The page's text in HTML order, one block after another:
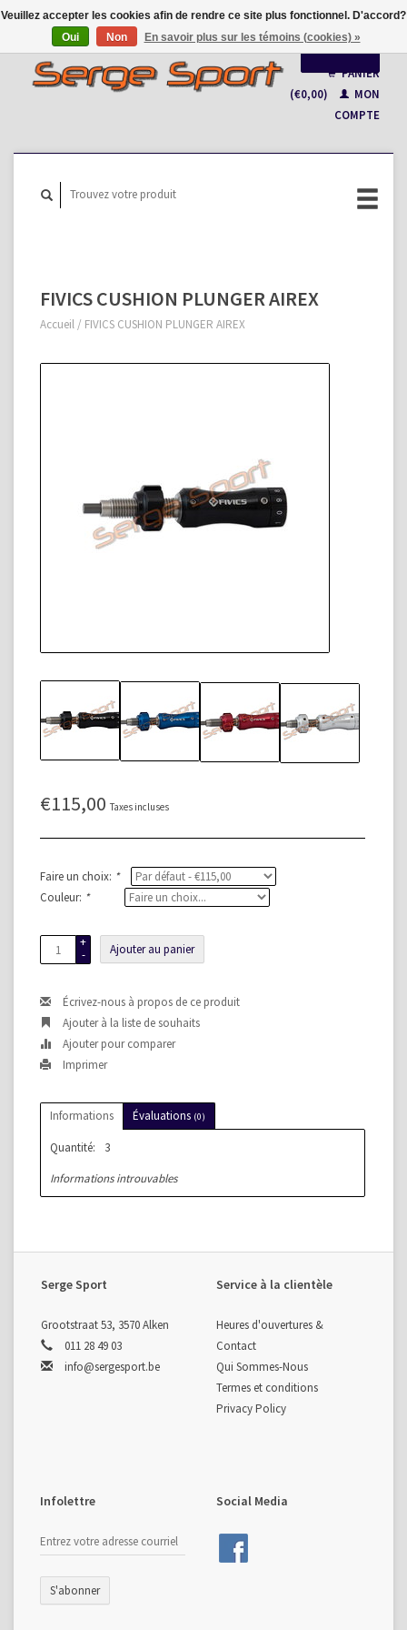
Français
Nederlands
PANIER
(€0,00)
MON
COMPTE
FIVICS CUSHION PLUNGER AIREX
Accueil / FIVICS CUSHION PLUNGER AIREX
€115,00 Taxes incluses
Faire un choix: *
Couleur: *
+
-
Ajouter au panier
Écrivez-nous à propos de ce produit
Ajouter à la liste de souhaits
Ajouter pour comparer
Imprimer
Informations Évaluations (0)
Quantité:
3
Informations introuvables
Serge Sport
Grootstraat 53, 3570 Alken
011 28 49 03
info@sergesport.be
Service à la clientèle
Heures d'ouvertures &
Contact
Qui Sommes-Nous
Termes et conditions
Privacy Policy
Infolettre
S'abonner
Social Media
Veuillez accepter les cookies afin de rendre ce site plus fonctionnel. D'accord?
Oui
Non En savoir plus sur les témoins (cookies) »